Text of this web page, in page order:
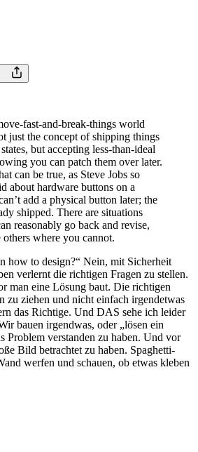
fast-and-break-things world
just the concept of shipping things
but accepting less-than-ideal
you can patch them over later.
can be true, as Steve Jobs so
about hardware buttons on a
add a physical button later; the
shipped. There are situations
reasonably go back and revise,
others where you cannot.
how to design?“ Nein, mit Sicherheit
verlernt die richtigen Fragen zu stellen.
man eine Lösung baut. Die richtigen
zu ziehen und nicht einfach irgendetwas
das Richtige. Und DAS sehe ich leider
bauen irgendwas, oder „lösen ein
Problem verstanden zu haben. Und vor
Bild betrachtet zu haben. Spaghetti-
werfen und schauen, ob etwas kleben